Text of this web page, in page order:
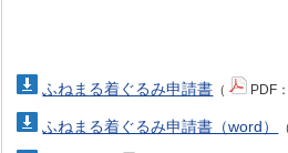
ふねまる着ぐるみ申請書 （ PDF
ふねまる着ぐるみ申請書（word）